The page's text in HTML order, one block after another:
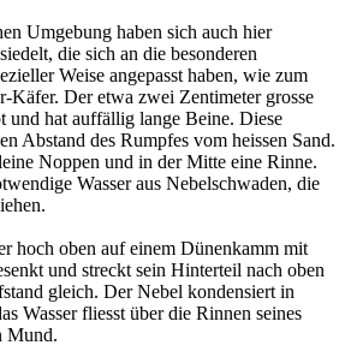
Umgebung haben sich auch hier
die sich an die besonderen
Weise angepasst haben, wie zum
Käfer. Der etwa zwei Zentimeter grosse
und hat auffällig lange Beine. Diese
Abstand des Rumpfes vom heissen Sand.
Noppen und in der Mitte eine Rinne.
Wasser aus Nebelschwaden, die
hoch oben auf einem Dünenkamm mit
und streckt sein Hinterteil nach oben
gleich. Der Nebel kondensiert in
Wasser fliesst über die Rinnen seines
Mund.